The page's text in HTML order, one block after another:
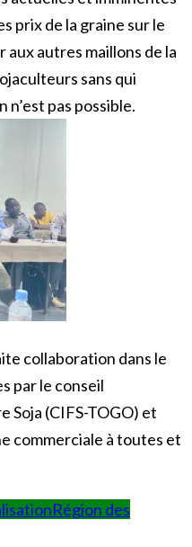
prix de la graine sur le
autres maillons de la
sans qui
pas possible.
collaboration dans le
par le conseil
Soja (CIFS-TOGO) et
commerciale à toutes et
Région des